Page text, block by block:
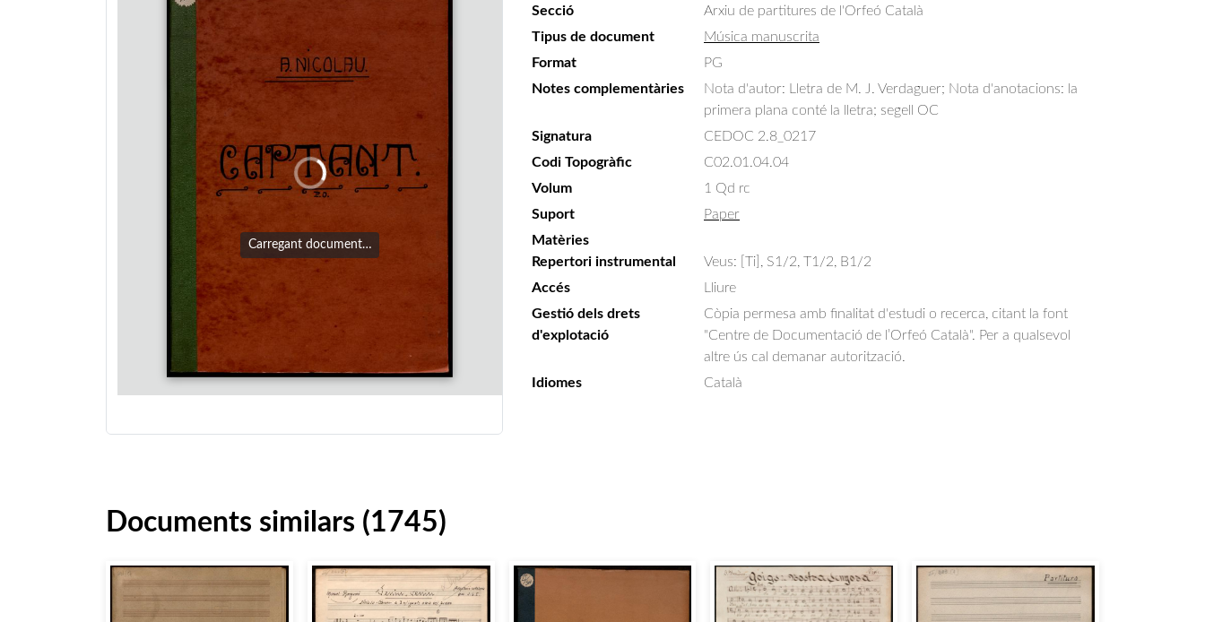
Carregant document…
Secció
Arxiu de partitures de l'Orfeó Català
Tipus de document
Música manuscrita
Format
PG
Notes complementàries
Nota d'autor: Lletra de M. J. Verdaguer; Nota d'anotacions: la
primera plana conté la lletra; segell OC
Signatura
CEDOC 2.8_0217
Codi Topogràfic
C02.01.04.04
Volum
1 Qd rc
Suport
Paper
Matèries
Repertori instrumental
Veus: [Ti], S1/2, T1/2, B1/2
Accés
Lliure
Gestió dels drets
d'explotació
Còpia permesa amb finalitat d'estudi o recerca, citant la font
"Centre de Documentació de l’Orfeó Català". Per a qualsevol
altre ús cal demanar autorització.
Idiomes
Català
Documents similars (1745)